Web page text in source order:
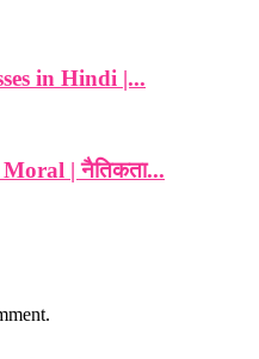
in Hindi |...
| नैतिकता...